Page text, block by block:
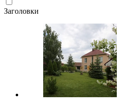
Заголовки